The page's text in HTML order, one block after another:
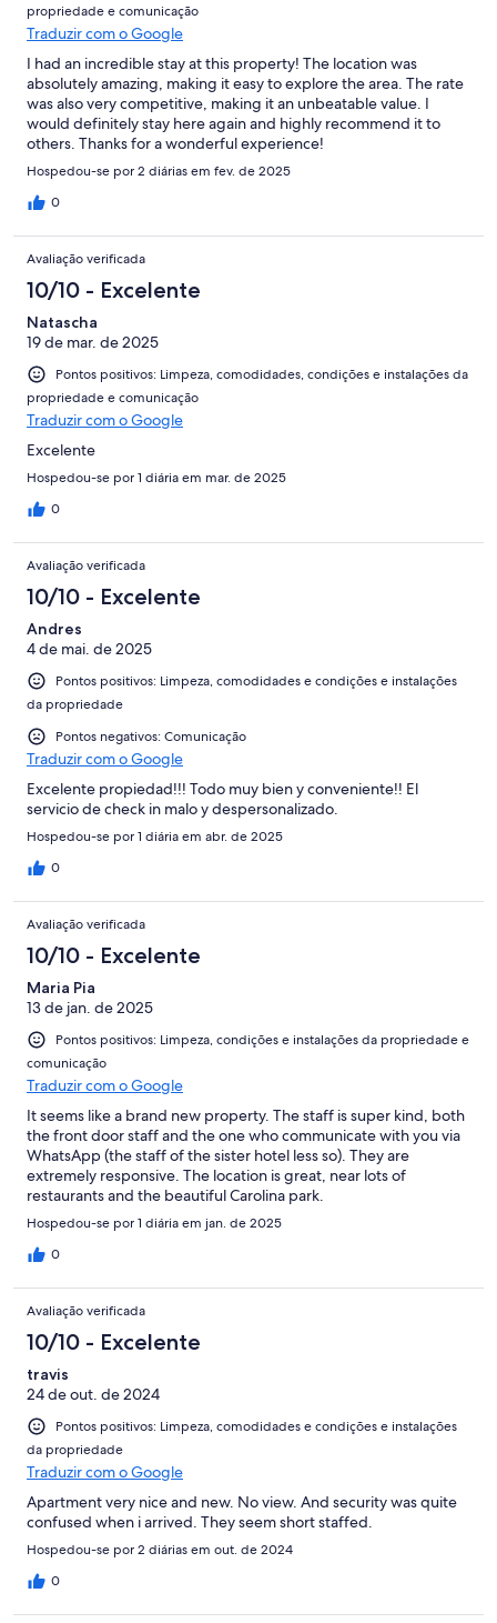
propriedade e comunicação
Traduzir com o Google
I had an incredible stay at this property! The location was
absolutely amazing, making it easy to explore the area. The rate
was also very competitive, making it an unbeatable value. I
would definitely stay here again and highly recommend it to
others. Thanks for a wonderful experience!
Hospedou-se por 2 diárias em fev. de 2025
0
Avaliação verificada
10/10 - Excelente
Natascha
19 de mar. de 2025
Pontos positivos: Limpeza, comodidades, condições e instalações da
propriedade e comunicação
Traduzir com o Google
Excelente
Hospedou-se por 1 diária em mar. de 2025
0
Avaliação verificada
10/10 - Excelente
Andres
4 de mai. de 2025
Pontos positivos: Limpeza, comodidades e condições e instalações
da propriedade
Pontos negativos: Comunicação
Traduzir com o Google
Excelente propiedad!!! Todo muy bien y conveniente!! El
servicio de check in malo y despersonalizado.
Hospedou-se por 1 diária em abr. de 2025
0
Avaliação verificada
10/10 - Excelente
Maria Pia
13 de jan. de 2025
Pontos positivos: Limpeza, condições e instalações da propriedade e
comunicação
Traduzir com o Google
It seems like a brand new property. The staff is super kind, both
the front door staff and the one who communicate with you via
WhatsApp (the staff of the sister hotel less so). They are
extremely responsive. The location is great, near lots of
restaurants and the beautiful Carolina park.
Hospedou-se por 1 diária em jan. de 2025
0
Avaliação verificada
10/10 - Excelente
travis
24 de out. de 2024
Pontos positivos: Limpeza, comodidades e condições e instalações
da propriedade
Traduzir com o Google
Apartment very nice and new. No view. And security was quite
confused when i arrived. They seem short staffed.
Hospedou-se por 2 diárias em out. de 2024
0